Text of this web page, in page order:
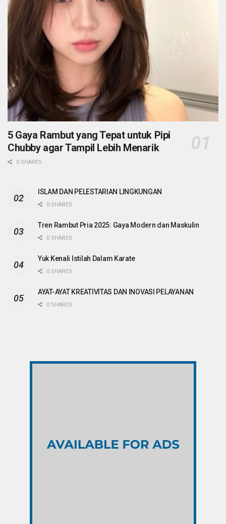
5 Gaya Rambut yang Tepat untuk Pipi
Chubby agar Tampil Lebih Menarik
0 SHARES
ISLAM DAN PELESTARIAN LINGKUNGAN
0 SHARES
Tren Rambut Pria 2025: Gaya Modern dan Maskulin
0 SHARES
Yuk Kenali Istilah Dalam Karate
0 SHARES
AYAT-AYAT KREATIVITAS DAN INOVASI PELAYANAN
0 SHARES